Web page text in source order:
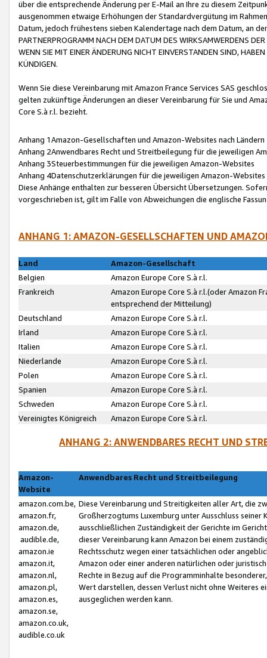
über die entsprechende Änderung per E-Mail an Ihre zu diesem
ausgenommen etwaige Erhöhungen der Standardvergütung im
Datum, jedoch frühestens sieben Kalendertage nach dem Datum, an
PARTNERPROGRAMM NACH DEM DATUM DES WIRKSAMWERDENS
WENN SIE MIT EINER ÄNDERUNG NICHT EINVERSTANDEN SIND,
KÜNDIGEN.
Wenn Sie diese Vereinbarung mit Amazon France Services SAS
gelten zukünftige Änderungen an dieser Vereinbarung für Sie und
Core S.à r.l. bezieht.
Anhang 1Amazon-Gesellschaften und Amazon-Websites nach Ländern
Anhang 2Anwendbares Recht und Streitbeilegung für die jeweiligen
Anhang 3Steuerbestimmungen für die jeweiligen Amazon-Websites
Anhang 4Datenschutzerklärungen für die jeweiligen Amazon-Websites
Diese Anhänge enthalten zur besseren Übersicht Übersetzungen.
vorgeschrieben ist, gilt im Falle von Abweichungen die englische
ANHANG 1: AMAZON-GESELLSCHAFTEN UND
Land
Amazon-Gesellschaft
Belgien
Amazon Europe Core S.à r.l.
Frankreich
Amazon Europe Core S.à r.l.(oder Amazon
entsprechend der Mitteilung)
Deutschland
Amazon Europe Core S.à r.l.
Irland
Amazon Europe Core S.à r.l.
Italien
Amazon Europe Core S.à r.l.
Niederlande
Amazon Europe Core S.à r.l.
Polen
Amazon Europe Core S.à r.l.
Spanien
Amazon Europe Core S.à r.l.
Schweden
Amazon Europe Core S.à r.l.
Vereinigtes Königreich
Amazon Europe Core S.à r.l.
ANHANG 2: ANWENDBARES RECHT UND
Amazon-
Website
Anwendbares Recht und Streitbeilegung
amazon.com.be,
amazon.fr,
amazon.de,
audible.de,
amazon.ie
amazon.it,
amazon.nl,
amazon.pl,
amazon.es,
amazon.se,
amazon.co.uk,
audible.co.uk
Diese Vereinbarung und Streitigkeiten aller Art, die
Großherzogtums Luxemburg unter Ausschluss
ausschließlichen Zuständigkeit der Gerichte im
dieser Vereinbarung kann Amazon bei einem
Rechtsschutz wegen einer tatsächlichen oder
Amazon oder einer anderen natürlichen oder
Rechte in Bezug auf die Programminhalte
Wert darstellen, dessen Verlust nicht ohne Weiteres
ausgeglichen werden kann.